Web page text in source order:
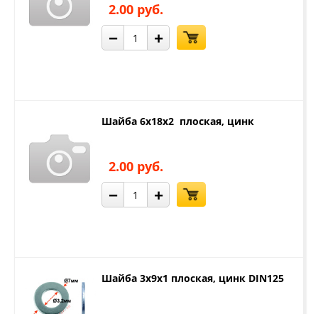
2.00 руб.
− +
Шайба 6х18х2 плоская, цинк
2.00 руб.
− +
Шайба 3х9х1 плоская, цинк DIN125